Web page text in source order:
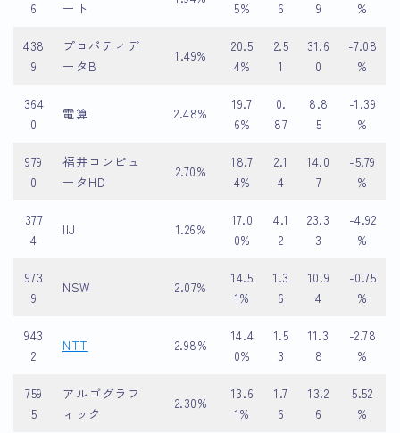
6
ート
5%
6
9
%
438
9
プロパティデ
ータB
1.49%
20.5
4%
2.5
1
31.6
0
-7.08
%
364
0
電算 2.48%
19.7
6%
0.
87
8.8
5
-1.39
%
979
0
福井コンピュ
ータHD
2.70%
18.7
4%
2.1
4
14.0
7
-5.79
%
377
4
IIJ 1.26%
17.0
0%
4.1
2
23.3
3
-4.92
%
973
9
NSW 2.07%
14.5
1%
1.3
6
10.9
4
-0.75
%
943
2
NTT 2.98%
14.4
0%
1.5
3
11.3
8
-2.78
%
759
5
アルゴグラフ
ィック
2.30%
13.6
1%
1.7
6
13.2
6
5.52
%